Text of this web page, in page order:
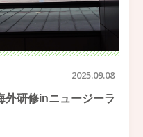
2025.09.08
外研修inニュージーラ